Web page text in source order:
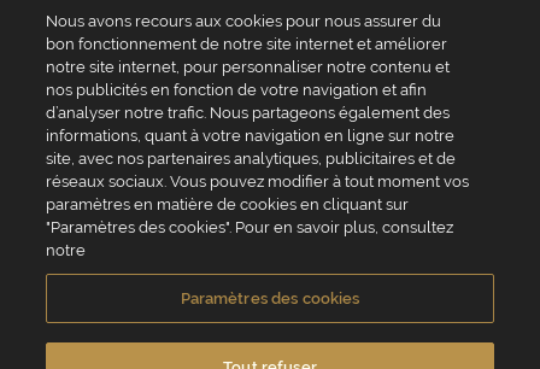
Servizio clienti
0039 02 82 94 01 46
Da lunedì a venerdì dalle 8.30 alle 17.30
VALRHONA SAS - 12 Avenue PRESIDENT ROOSEVELT 26600 TAIN
Condizioni generali di vendita Informativa Cookies
Informativa sulla privacy Informazioni legali
Nous avons recours aux cookies pour nous assurer du
bon fonctionnement de notre site internet et améliorer
notre site internet, pour personnaliser notre contenu et
nos publicités en fonction de votre navigation et afin
d’analyser notre trafic. Nous partageons également des
informations, quant à votre navigation en ligne sur notre
site, avec nos partenaires analytiques, publicitaires et de
réseaux sociaux. Vous pouvez modifier à tout moment vos
paramètres en matière de cookies en cliquant sur
"Paramètres des cookies". Pour en savoir plus, consultez
notre
Paramètres des cookies